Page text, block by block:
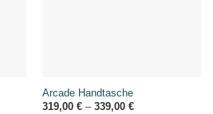
Arcade Handtasche
319,00 €– 339,00 €